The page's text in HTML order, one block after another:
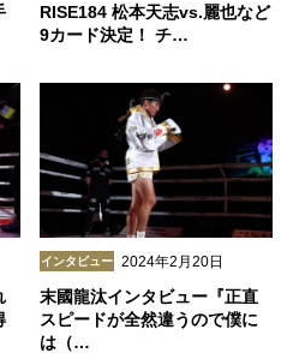
RISE184 松本天志vs.麗也など
9カード決定！ チ…
インタビュー 2024年2月20日
末國龍汰インタビュー『正直
スピードが全然違うので僕に
は（…